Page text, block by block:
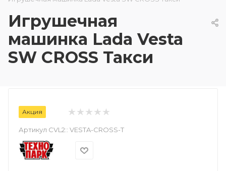
Игрушечная
машинка Lada Vesta
SW CROSS Такси
Акция
Артикул CVL2:: VESTA-CROSS-T